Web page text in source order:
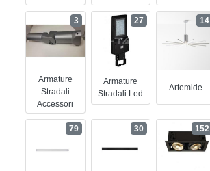
Armature
Stradali
Accessori
3
Armature
Stradali Led
27
Artemide
14
79 30 152